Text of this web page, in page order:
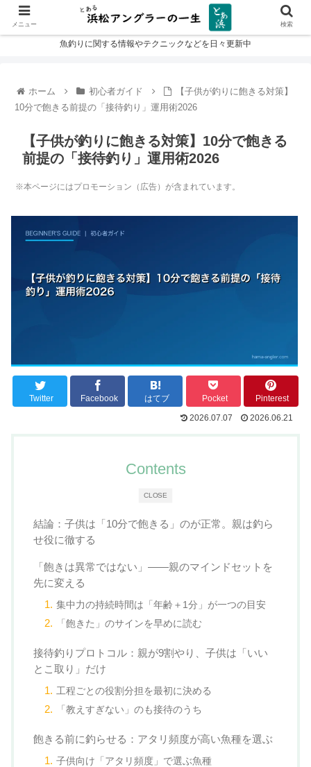
魚釣りに関する情報やテクニックなどを日々更新中
ホーム 初心者ガイド
【子供が釣りに飽きる対策】
10分で飽きる前提の「接待釣り」運用術2026
【子供が釣りに飽きる対策】10分で飽きる
前提の「接待釣り」運用術2026
※本ページにはプロモーション（広告）が含まれています。
Twitter Facebook はてブ Pocket
Pinterest
2026.07.07
2026.06.21
CLOSE
Contents
結論：子供は「10分で飽きる」のが正常。親は釣ら
せ役に徹する
「飽きは異常ではない」——親のマインドセットを
先に変える
集中力の持続時間は「年齢＋1分」が一つの目安
「飽きた」のサインを早めに読む
接待釣りプロトコル：親が9割やり、子供は「いい
とこ取り」だけ
工程ごとの役割分担を最初に決める
「教えすぎない」のも接待のうち
飽きる前に釣らせる：アタリ頻度が高い魚種を選ぶ
子供向け「アタリ頻度」で選ぶ魚種
メニュー 検索